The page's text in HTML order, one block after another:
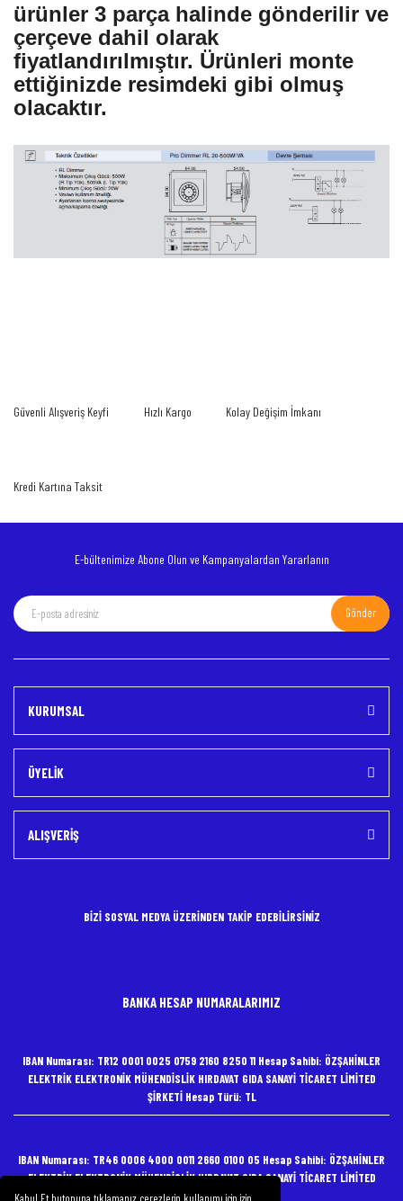
ürünler 3 parça halinde gönderilir ve
çerçeve dahil olarak
fiyatlandırılmıştır. Ürünleri monte
ettiğinizde resimdeki gibi olmuş
olacaktır.
Ürün açıklamasında eksik bilgiler bulunuyor.
Güvenli Alışveriş Keyfi Hızlı Kargo Kolay Değişim İmkanı
Kredi Kartına Taksit
E-bültenimize Abone Olun ve Kampanyalardan Yararlanın
Gönder
KURUMSAL
ÜYELİK
ALIŞVERİŞ
BİZİ SOSYAL MEDYA ÜZERİNDEN TAKİP EDEBİLİRSİNİZ
BANKA HESAP NUMARALARIMIZ
IBAN Numarası: TR12 0001 0025 0759 2160 8250 11 Hesap Sahibi: ÖZŞAHİNLER
ELEKTRİK ELEKTRONİK MÜHENDİSLİK HIRDAVAT GIDA SANAYİ TİCARET LİMİTED
ŞİRKETİ Hesap Türü: TL
IBAN Numarası: TR46 0006 4000 0011 2660 0100 05 Hesap Sahibi: ÖZŞAHİNLER
ELEKTRİK ELEKTRONİK MÜHENDİSLİK HIRDAVAT GIDA SANAYİ TİCARET LİMİTED
ŞİRKETİ Hesap Türü: TL